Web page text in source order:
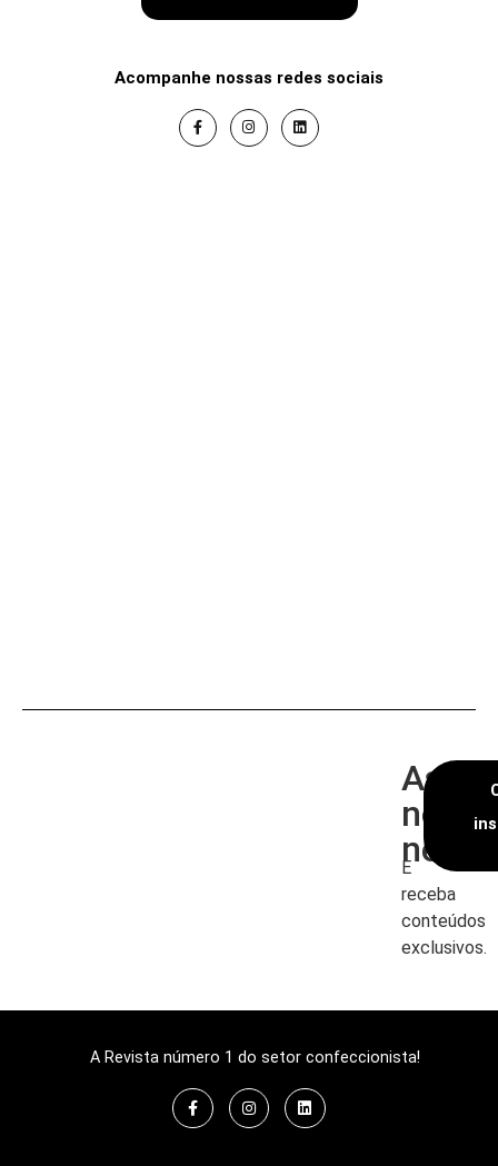
Acompanhe nossas redes sociais
nossa
E
receba
conteúdos
exclusivos.
A Revista número 1 do setor confeccionista!